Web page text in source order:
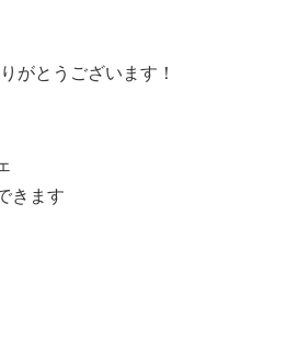
がとうございます！
きます